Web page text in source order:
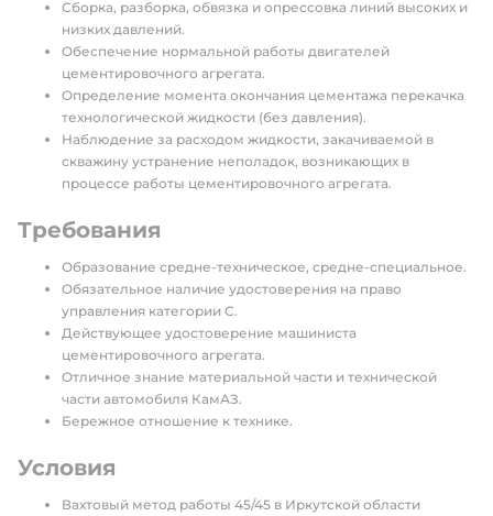
Сборка, разборка, обвязка и опрессовка линий высоких и
низких давлений.
Обеспечение нормальной работы двигателей
цементировочного агрегата.
Определение момента окончания цементажа перекачка
технологической жидкости (без давления).
Наблюдение за расходом жидкости, закачиваемой в
скважину устранение неполадок, возникающих в
процессе работы цементировочного агрегата.
Требования
Образование средне-техническое, средне-специальное.
Обязательное наличие удостоверения на право
управления категории С.
Действующее удостоверение машиниста
цементировочного агрегата.
Отличное знание материальной части и технической
части автомобиля КамАЗ.
Бережное отношение к технике.
Условия
Вахтовый метод работы 45/45 в Иркутской области